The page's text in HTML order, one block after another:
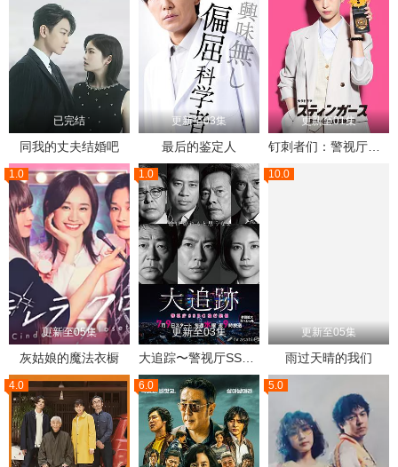
已完结
同我的丈夫结婚吧
更新至03集
最后的鉴定人
更新至01集
钉刺者们：警视厅诱饵搜查检证室
1.0
更新至05集
灰姑娘的魔法衣橱
1.0
更新至03集
大追踪〜警视厅SSBC强行犯系〜
10.0
更新至05集
雨过天晴的我们
4.0 6.0 5.0